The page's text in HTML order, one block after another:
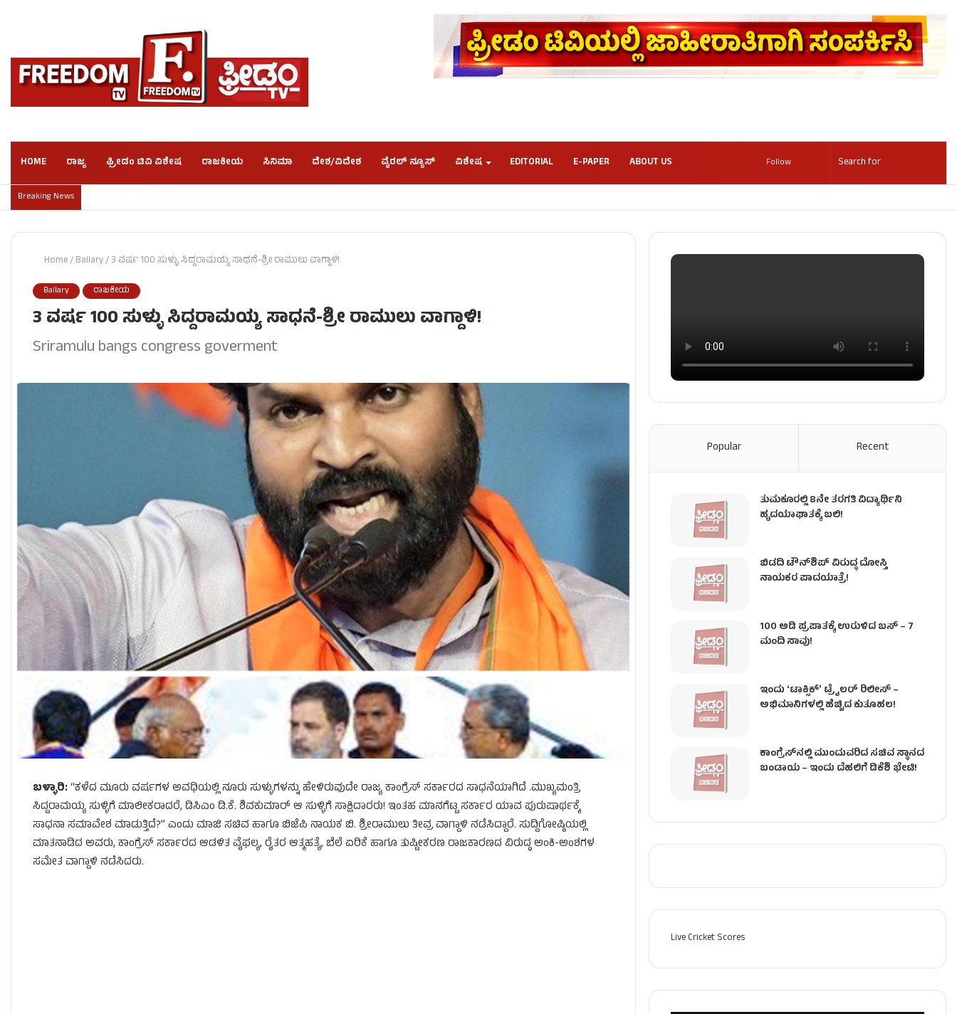
HOME ರಾಜ್ಯ ಫ್ರೀಡಂ ಟಿವಿ ವಿಶೇಷ ರಾಜಕೀಯ ಸಿನಿಮಾ ದೇಶ/ವಿದೇಶ ವೈರಲ್ ನ್ಯೂಸ್ ವಿಶೇಷ EDITORIAL E-PAPER ABOUT US Follow
Breaking News
Home/Ballary/3 ವರ್ಷ 100 ಸುಳ್ಳು ಸಿದ್ದರಾಮಯ್ಯ ಸಾಧನೆ-ಶ್ರೀ ರಾಮುಲು ವಾಗ್ದಾಳಿ!
Ballary ರಾಜಕೀಯ
3 ವರ್ಷ 100 ಸುಳ್ಳು ಸಿದ್ದರಾಮಯ್ಯ ಸಾಧನೆ-ಶ್ರೀ ರಾಮುಲು ವಾಗ್ದಾಳಿ!
Sriramulu bangs congress goverment
ಬಳ್ಳಾರಿ:“ಕಳೆದ ಮೂರು ವರ್ಷಗಳ ಅವಧಿಯಲ್ಲಿ ನೂರು ಸುಳ್ಳುಗಳನ್ನು ಹೇಳಿರುವುದೇ ರಾಜ್ಯ ಕಾಂಗ್ರೆಸ್ ಸರ್ಕಾರದ ಸಾಧನೆಯಾಗಿದೆ .ಮುಖ್ಯಮಂತ್ರಿ
ಸಿದ್ದರಾಮಯ್ಯ ಸುಳ್ಳಿಗೆ ಮಾಲೀಕರಾದರೆ, ಡಿಸಿಎಂ ಡಿ.ಕೆ. ಶಿವಕುಮಾರ್ ಆ ಸುಳ್ಳಿಗೆ ಸಾಕ್ಷಿದಾರರು! ಇಂತಹ ಮಾನಗೆಟ್ಟ ಸರ್ಕಾರ ಯಾವ ಪುರುಷಾರ್ಥಕ್ಕೆ
ಸಾಧನಾ ಸಮಾವೇಶ ಮಾಡುತ್ತಿದೆ?” ಎಂದು ಮಾಜಿ ಸಚಿವ ಹಾಗೂ ಬಿಜೆಪಿ ನಾಯಕ ಬಿ. ಶ್ರೀರಾಮುಲು ತೀವ್ರ ವಾಗ್ದಾಳಿ ನಡೆಸಿದ್ದಾರೆ. ಸುದ್ದಿಗೋಷ್ಠಿಯಲ್ಲಿ
ಮಾತನಾಡಿದ ಅವರು, ಕಾಂಗ್ರೆಸ್ ಸರ್ಕಾರದ ಆಡಳಿತ ವೈಫಲ್ಯ, ರೈತರ ಆತ್ಮಹತ್ಯೆ, ಬೆಲೆ ಏರಿಕೆ ಹಾಗೂ ತುಷ್ಟೀಕರಣ ರಾಜಕಾರಣದ ವಿರುದ್ಧ ಅಂಕಿ-ಅಂಶಗಳ
ಸಮೇತ ವಾಗ್ದಾಳಿ ನಡೆಸಿದರು.
Popular Recent
ತುಮಕೂರಲ್ಲಿ 8ನೇ ತರಗತಿ ವಿದ್ಯಾರ್ಥಿನಿ
ಹೃದಯಾಘಾತಕ್ಕೆ ಬಲಿ!
ಬಿಡದಿ ಟೌನ್‌ಶಿಪ್‌ ವಿರುದ್ಧ ದೋಸ್ತಿ
ನಾಯಕರ ಪಾದಯಾತ್ರೆ!
100 ಅಡಿ ಪ್ರಪಾತಕ್ಕೆ ಉರುಳಿದ ಬಸ್‌ – 7
ಮಂದಿ ಸಾವು!
ಇಂದು ʻಟಾಕ್ಸಿಕ್ʼ ಟ್ರೈಲರ್ ರಿಲೀಸ್‌ –
ಅಭಿಮಾನಿಗಳಲ್ಲಿ ಹೆಚ್ಚಿದ ಕುತೂಹಲ!
ಕಾಂಗ್ರೆಸ್​ನಲ್ಲಿ ಮುಂದುವರಿದ ಸಚಿವ ಸ್ಥಾನದ
ಬಂಡಾಯ – ಇಂದು ದೆಹಲಿಗೆ ಡಿಕೆಶಿ ಭೇಟಿ!
Live Cricket Scores